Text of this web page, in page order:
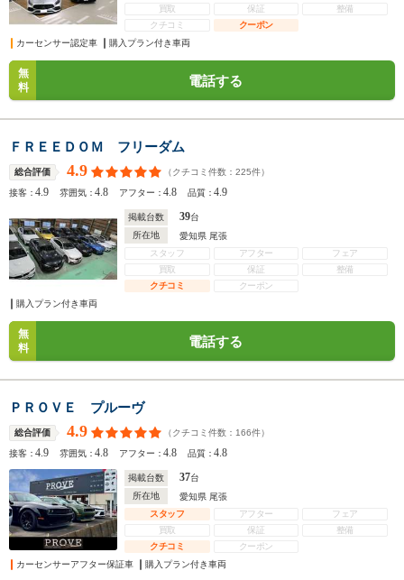
買取
保証
整備
クチコミ
クーポン
カーセンサー認定車
購入プラン付き車両
無
料
電話する
ＦＲＥＥＤＯＭ フリーダム
総合評価 4.9 （クチコミ件数： 225件）
接客：4.9 雰囲気：4.8 アフター：4.8 品質：4.9
掲載台数 39台
所在地
愛知県 尾張
スタッフ
アフター
フェア
買取
保証
整備
クチコミ
クーポン
購入プラン付き車両
無
料
電話する
ＰＲＯＶＥ プルーヴ
総合評価 4.9 （クチコミ件数： 166件）
接客：4.9 雰囲気：4.8 アフター：4.8 品質：4.8
掲載台数 37台
所在地
愛知県 尾張
スタッフ
アフター
フェア
買取
保証
整備
クチコミ
クーポン
カーセンサーアフター保証車
購入プラン付き車両